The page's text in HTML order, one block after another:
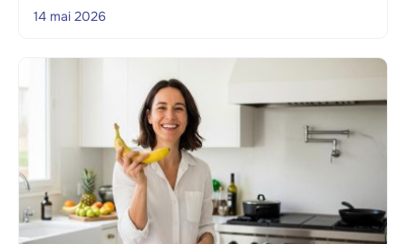
14 mai 2026